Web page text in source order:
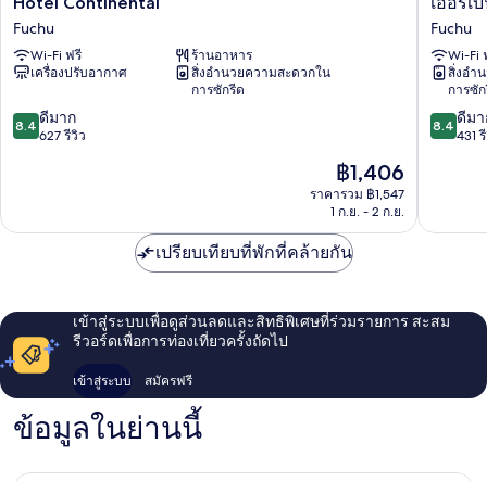
Continental
Fuchu
Fuchu
Wi-Fi ฟรี
ร้านอาหาร
เครื่องปรับอากาศ
สิ่งอำนวยความสะดวกใน
การซักรีด
8.4
จาก
รีวิว
8.4 ดีมาก
627 รีวิว
ราคา
ปัจจุบัน
คือ
฿1,406
ราคารวม ฿1,547
1 ก.ย. - 2 ก.ย.
อร์เบิน
โรงแรม
โตเกียว
ฟูชู
ชิ
กูจิ
Fuchu
Wi-Fi
สิ่งอำ
การซั
8.4
จาก
รีวิว
8.4 ดีม
431
เปรียบเทียบที่พักที่คล้ายกัน
เข้าสู่ระบบเพื่อดูส่วนลดและสิทธิพิเศษที่ร่วมรายการ สะสม
รีวอร์ดเพื่อการท่องเที่ยวครั้งถัดไป
เข้าสู่ระบบ สมัครฟรี
ข้อมูลในย่านนี้